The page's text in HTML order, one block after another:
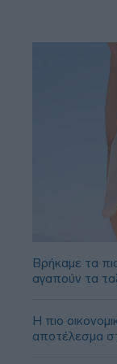
Βρήκαμε τα
αγαπούν τα
Η πιο
αποτέλεσμα